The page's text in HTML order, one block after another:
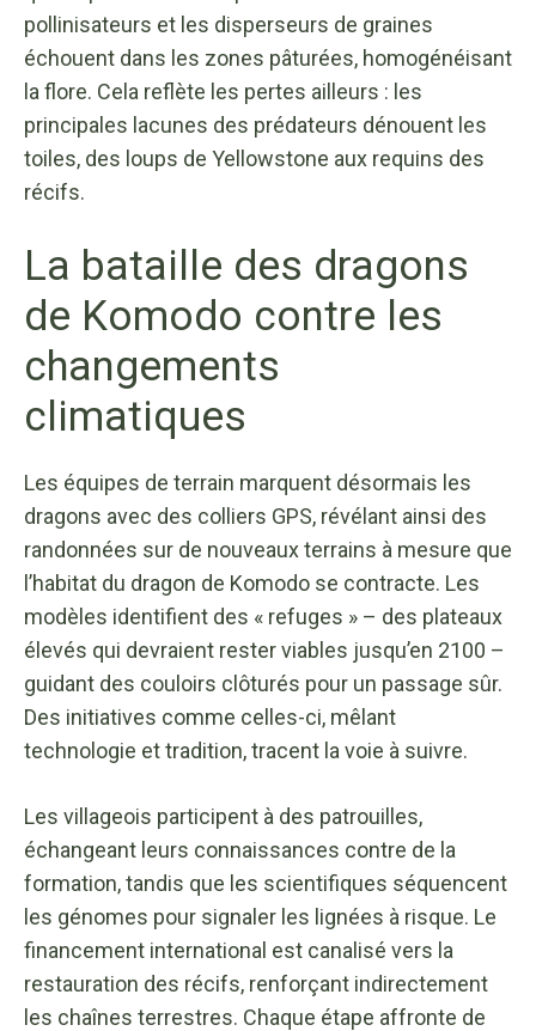
pollinisateurs et les disperseurs de graines
échouent dans les zones pâturées, homogénéisant
la flore. Cela reflète les pertes ailleurs : les
principales lacunes des prédateurs dénouent les
toiles, des loups de Yellowstone aux requins des
récifs.
La bataille des dragons
de Komodo contre les
changements
climatiques
Les équipes de terrain marquent désormais les
dragons avec des colliers GPS, révélant ainsi des
randonnées sur de nouveaux terrains à mesure que
l’habitat du dragon de Komodo se contracte. Les
modèles identifient des « refuges » – des plateaux
élevés qui devraient rester viables jusqu’en 2100 –
guidant des couloirs clôturés pour un passage sûr.
Des initiatives comme celles-ci, mêlant
technologie et tradition, tracent la voie à suivre.
Les villageois participent à des patrouilles,
échangeant leurs connaissances contre de la
formation, tandis que les scientifiques séquencent
les génomes pour signaler les lignées à risque. Le
financement international est canalisé vers la
restauration des récifs, renforçant indirectement
les chaînes terrestres. Chaque étape affronte de